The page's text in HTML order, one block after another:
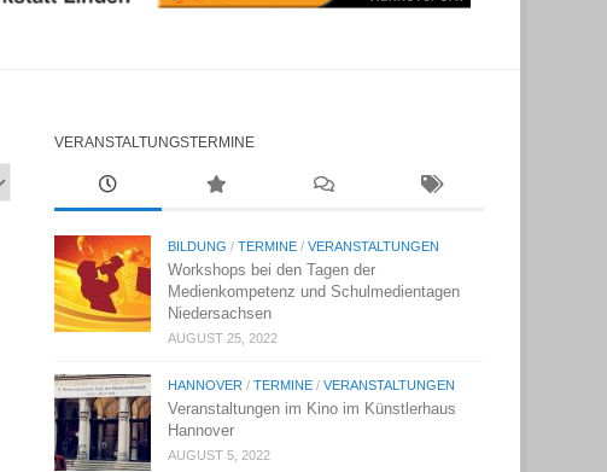
VERANSTALTUNGSTERMINE
BILDUNG /TERMINE /VERANSTALTUNGEN
Workshops bei den Tagen der
Medienkompetenz und Schulmedientagen
Niedersachsen
AUGUST 25, 2022
HANNOVER /TERMINE /VERANSTALTUNGEN
Veranstaltungen im Kino im Künstlerhaus
Hannover
AUGUST 5, 2022